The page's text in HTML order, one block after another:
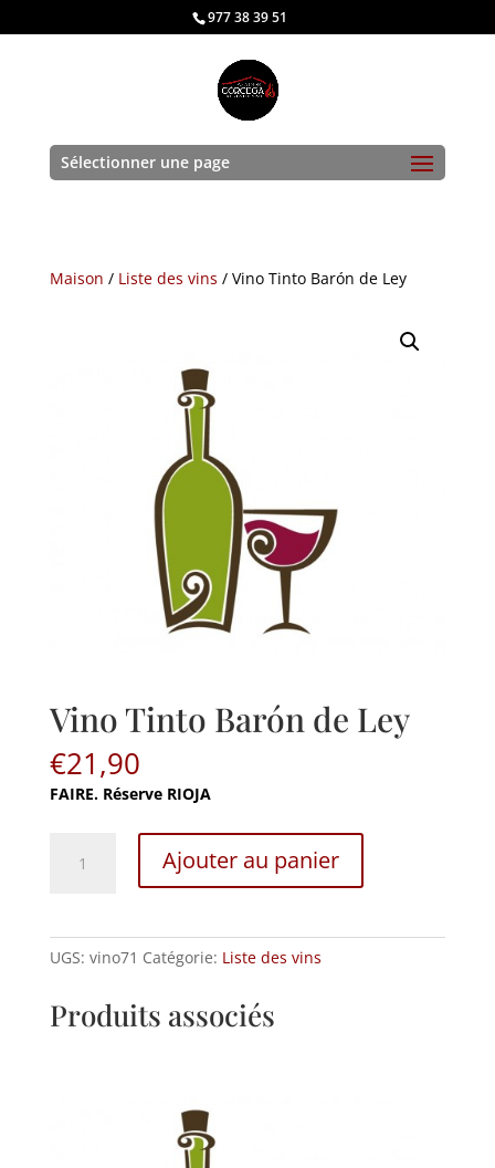
977 38 39 51
Sélectionner une page
Maison / Liste des vins / Vino Tinto Barón de Ley
Vino Tinto Barón de Ley
€21,90
FAIRE. Réserve RIOJA
Tinto
Ajouter au panier
UGS: vino71 Catégorie: Liste des vins
Produits associés